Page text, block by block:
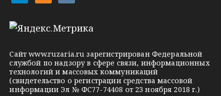
e
l
r
a
m
d
o
l
a
s
k
n
a
k
t
Сайтwww.ruzaria.ru зарегистрирован Федеральной
службой по надзору в сфере связи, информационных
технологий и массовых коммуникаций
(свидетельство о регистрации средства массовой
информации Эл № ФС77-74408 от 23 ноября 2018 г.)